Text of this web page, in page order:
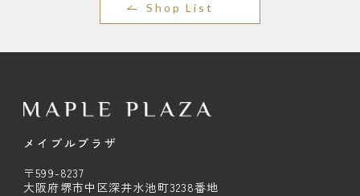
Shop List
メイプルプラザ
〒599-8237
大阪府堺市中区深井水池町3238番地